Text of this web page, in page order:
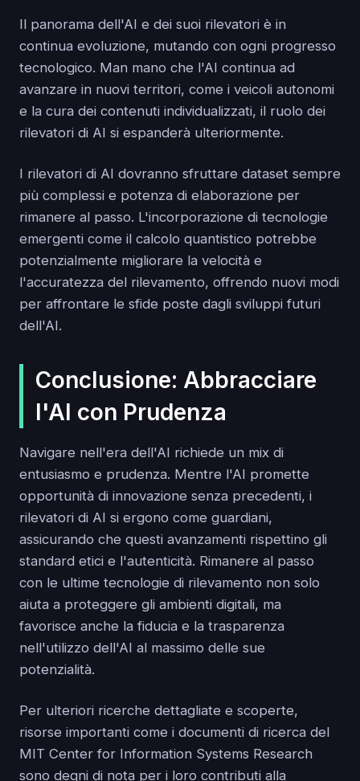
Il panorama dell'AI e dei suoi rilevatori è in
continua evoluzione, mutando con ogni progresso
tecnologico. Man mano che l'AI continua ad
avanzare in nuovi territori, come i veicoli autonomi
e la cura dei contenuti individualizzati, il ruolo dei
rilevatori di AI si espanderà ulteriormente.
I rilevatori di AI dovranno sfruttare dataset sempre
più complessi e potenza di elaborazione per
rimanere al passo. L'incorporazione di tecnologie
emergenti come il calcolo quantistico potrebbe
potenzialmente migliorare la velocità e
l'accuratezza del rilevamento, offrendo nuovi modi
per affrontare le sfide poste dagli sviluppi futuri
dell'AI.
Conclusione: Abbracciare
l'AI con Prudenza
Navigare nell'era dell'AI richiede un mix di
entusiasmo e prudenza. Mentre l'AI promette
opportunità di innovazione senza precedenti, i
rilevatori di AI si ergono come guardiani,
assicurando che questi avanzamenti rispettino gli
standard etici e l'autenticità. Rimanere al passo
con le ultime tecnologie di rilevamento non solo
aiuta a proteggere gli ambienti digitali, ma
favorisce anche la fiducia e la trasparenza
nell'utilizzo dell'AI al massimo delle sue
potenzialità.
Per ulteriori ricerche dettagliate e scoperte,
risorse importanti come i documenti di ricerca del
MIT Center for Information Systems Research
sono degni di nota per i loro contributi alla